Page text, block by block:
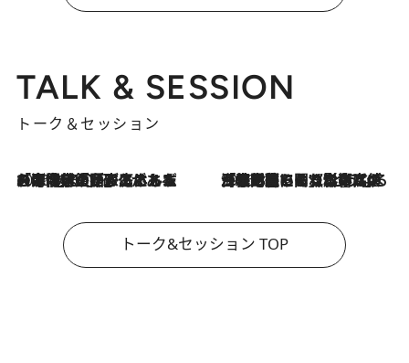
TALK & SESSION
トーク＆セッション
2026.8.3
「今後値上げがあるとすれば…」「リスクがあるのは今年の冬」エネルギー専門家が語る、ホルムズ海峡封鎖が家庭にもたらす“ある心配” 2026.8.3
「住宅建てられない…」「サーチャージ料の高値が続いている」ホルムズ海峡封鎖による影響はいつまで続く？《エネルギー専門家に聞く“どうなる日本の暮らし”》
トーク&セッション TOP